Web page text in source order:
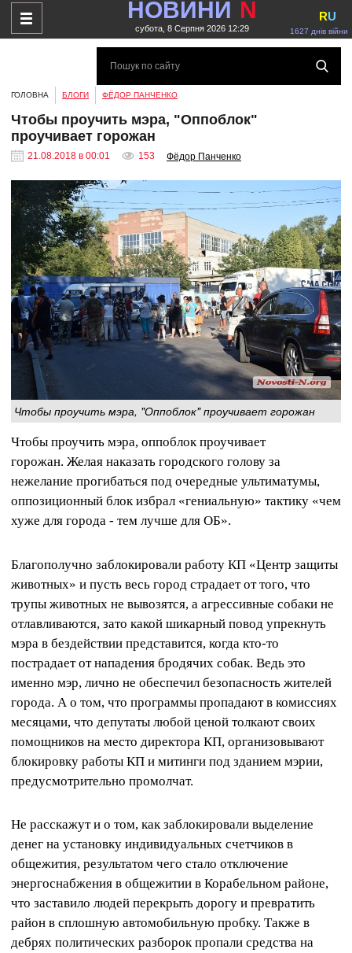
НОВИНИ N
субота, 8 Серпня 2026 12:29 1627 днів війни
RU
ГОЛОВНА БЛОГИ ФЁДОР ПАНЧЕНКО
Чтобы проучить мэра, "Оппоблок"
проучивает горожан
21.08.2018 в 00:01 153 Фёдор Панченко
Чтобы проучить мэра, "Оппоблок" проучивает горожан
Чтобы проучить мэра, оппоблок проучивает
горожан. Желая наказать городского голову за
нежелание прогибаться под очередные ультиматумы,
оппозиционный блок избрал «гениальную» тактику «чем
хуже для города - тем лучше для ОБ».
Благополучно заблокировали работу КП «Центр защиты
животных» и пусть весь город страдает от того, что
трупы животных не вывозятся, а агрессивные собаки не
отлавливаются, зато какой шикарный повод упрекнуть
мэра в бездействии представится, когда кто-то
пострадает от нападения бродячих собак. Ведь это
именно мэр, лично не обеспечил безопасность жителей
города. А о том, что программы пропадают в комиссиях
месяцами, что депутаты любой ценой толкают своих
помощников на место директора КП, организовывают
блокировку работы КП и митинги под зданием мэрии,
предусмотрительно промолчат.
Не расскажут и о том, как заблокировали выделение
денег на установку индивидуальных счетчиков в
общежития, результатом чего стало отключение
энергоснабжения в общежитии в Корабельном районе,
что заставило людей перекрыть дорогу и превратить
район в сплошную автомобильную пробку. Также в
дебрях политических разборок пропали средства на